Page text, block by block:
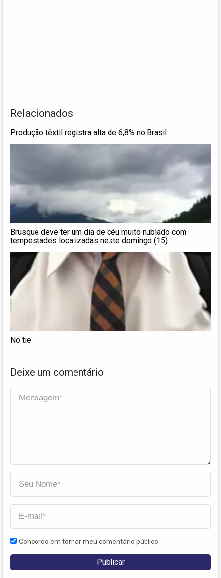
Relacionados
Produção têxtil registra alta de 6,8% no Brasil
Brusque deve ter um dia de céu muito nublado com
tempestades localizadas neste domingo (15)
No tie
Deixe um comentário
Concordo em tornar meu comentário público